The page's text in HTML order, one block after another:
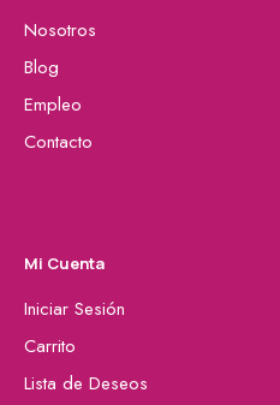
Nosotros
Blog
Empleo
Contacto
Mi Cuenta
Iniciar Sesión
Carrito
Lista de Deseos